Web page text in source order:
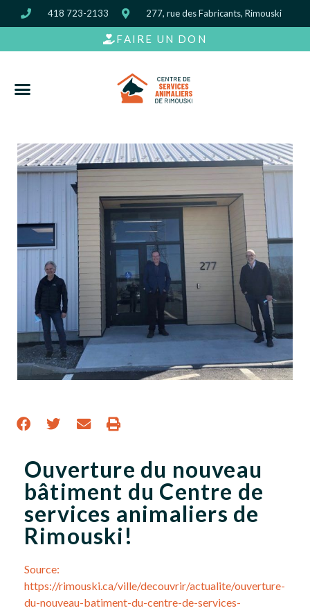
418 723-2133 277, rue des Fabricants, Rimouski
FAIRE UN DON
Ouverture du nouveau
bâtiment du Centre de
services animaliers de
Rimouski!
Source:
https://rimouski.ca/ville/decouvrir/actualite/ouverture-
du-nouveau-batiment-du-centre-de-services-